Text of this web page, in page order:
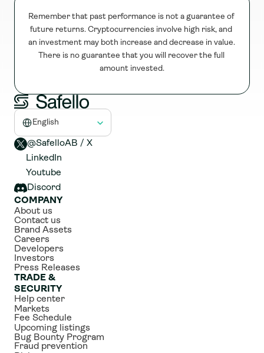
Remember that past performance is not a guarantee of
future returns. Cryptocurrencies involve high risk, and
an investment may both increase and decrease in value.
There is no guarantee that you will recover the full
amount invested.
Select Language
English
@SafelloAB / X
LinkedIn
Youtube
Discord
COMPANY
About us
Contact us
Brand Assets
Careers
Developers
Investors
Press Releases
TRADE &
SECURITY
Help center
Markets
Fee Schedule
Upcoming listings
Bug Bounty Program
Fraud prevention